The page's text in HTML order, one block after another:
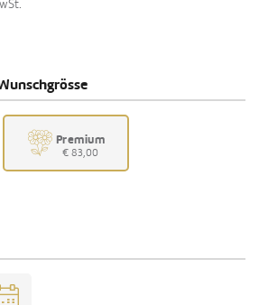
Premium
€ 83,00